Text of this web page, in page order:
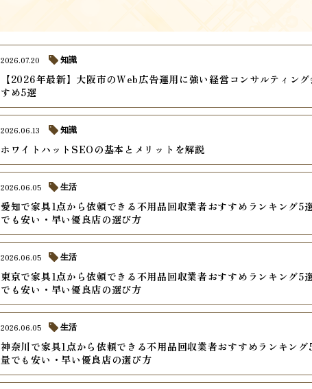
【2026年最新】大阪市のWeb広告運用に強い経営コンサルティン
すめ5選
2026.07.20 知識
ホワイトハットSEOの基本とメリットを解説
2026.06.13 知識
愛知で家具1点から依頼できる不用品回収業者おすすめランキング5
でも安い・早い優良店の選び方
2026.06.05 生活
東京で家具1点から依頼できる不用品回収業者おすすめランキング5
でも安い・早い優良店の選び方
2026.06.05 生活
神奈川で家具1点から依頼できる不用品回収業者おすすめランキング
量でも安い・早い優良店の選び方
2026.06.05 生活